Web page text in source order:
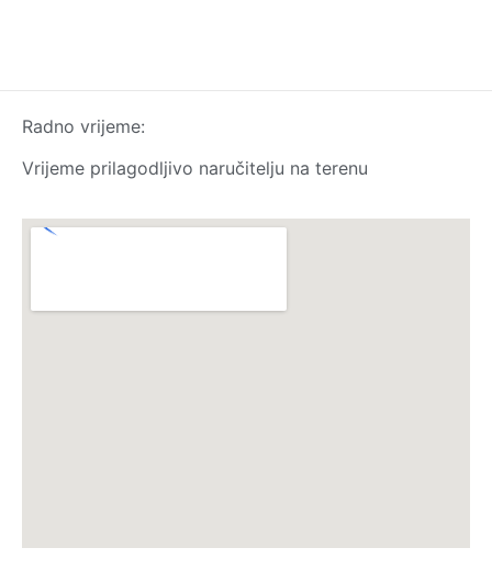
Radno vrijeme:
Vrijeme prilagodljivo naručitelju na terenu